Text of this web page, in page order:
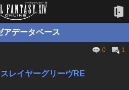
アデータベース
0
1
レイヤーグリーヴRE